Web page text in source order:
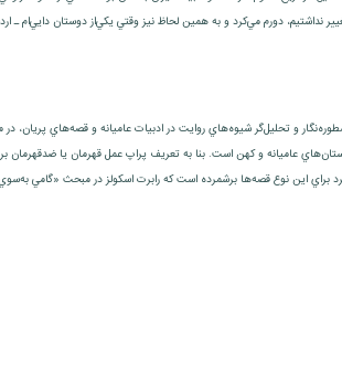
نداشتيم‌، دورم‌ مي‌كرد و به‌ همين‌ لحاظ‌ نيز وقتي‌ يكي‌از دوستان‌ دايي‌ام‌
و تحليل‌گر شيوه‌هاي روايت در ادبيات عاميانه و قصه‌هاي
عاميانه و كهن است. بنا به تعريف پراپ عمل قهرمان يا
اين نوع قصه‌ها برشمرده است كه رابرت اسكولز در مبحث «گامي